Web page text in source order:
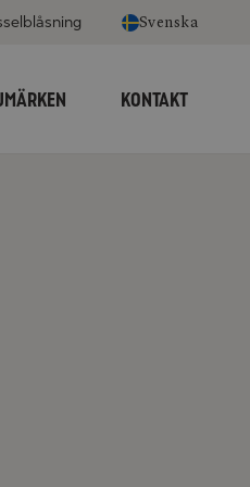
Svenska
KONTAKT